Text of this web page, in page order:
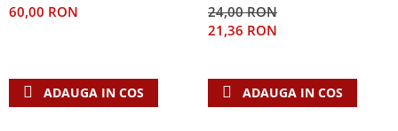
Teologie
Dogmatica
60,00 RON
ADAUGA IN COS
24,00 RON
21,36 RON
ADAUGA IN COS